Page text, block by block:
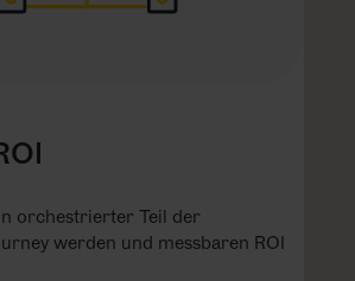
orchestrierter Teil der
werden und messbaren ROI